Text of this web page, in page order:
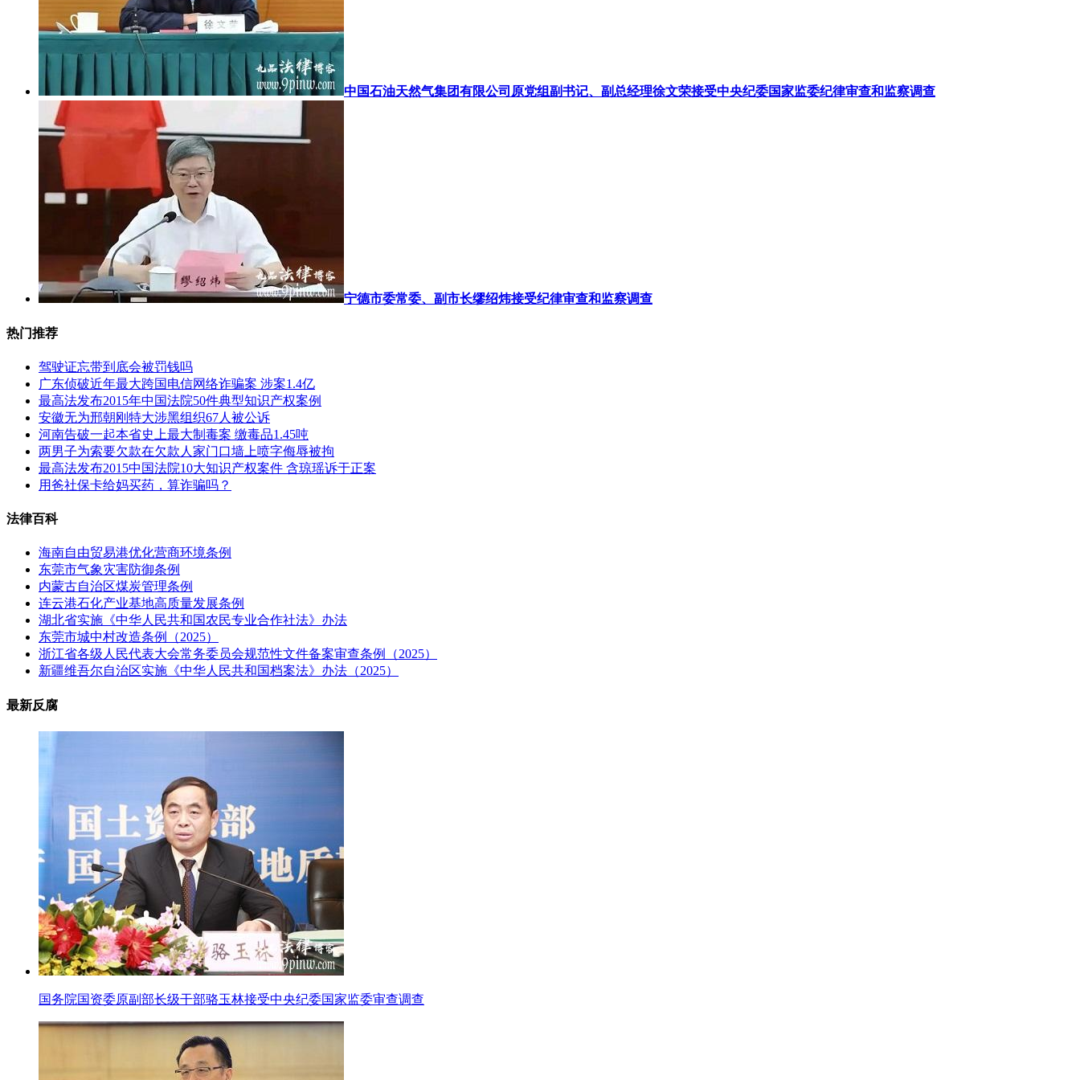
中国石油天然气集团有限公司原党组副书记、副总经理徐文荣接受中央纪委国家监委纪律审查和监察调查
宁德市委常委、副市长缪绍炜接受纪律审查和监察调查
热门推荐
驾驶证忘带到底会被罚钱吗
广东侦破近年最大跨国电信网络诈骗案 涉案1.4亿
最高法发布2015年中国法院50件典型知识产权案例
安徽无为邢朝刚特大涉黑组织67人被公诉
河南告破一起本省史上最大制毒案 缴毒品1.45吨
两男子为索要欠款在欠款人家门口墙上喷字侮辱被拘
最高法发布2015中国法院10大知识产权案件 含琼瑶诉于正案
用爸社保卡给妈买药，算诈骗吗？
法律百科
海南自由贸易港优化营商环境条例
东莞市气象灾害防御条例
内蒙古自治区煤炭管理条例
连云港石化产业基地高质量发展条例
湖北省实施《中华人民共和国农民专业合作社法》办法
东莞市城中村改造条例（2025）
浙江省各级人民代表大会常务委员会规范性文件备案审查条例（2025）
新疆维吾尔自治区实施《中华人民共和国档案法》办法（2025）
最新反腐
国务院国资委原副部长级干部骆玉林接受中央纪委国家监委审查调查